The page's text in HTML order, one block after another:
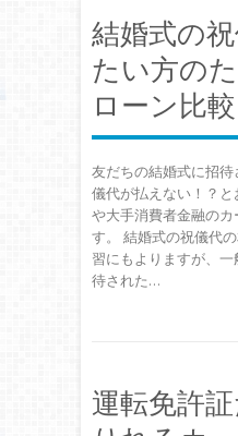
結婚式の
たい方の
ローン比較
友だちの結婚式に招
儀代が払えない！？
や大手消費者金融の
す。 結婚式の祝儀代
習にもよりますが、
待された…
運転免許